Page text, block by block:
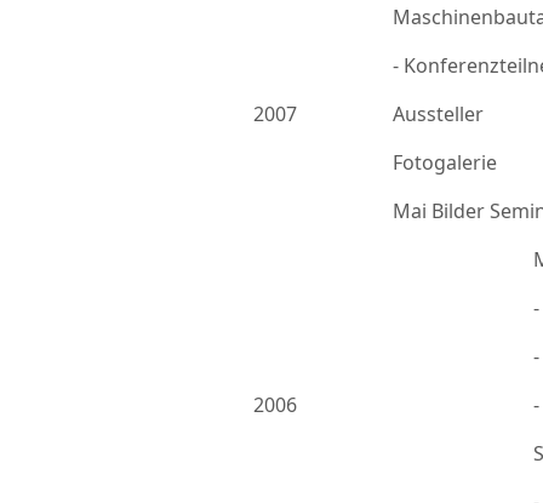
2007
-
Aussteller
Fotogalerie
Mai Bilder
2006